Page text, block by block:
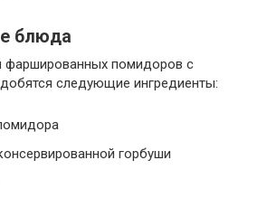
блюда
фаршированных помидоров с
следующие ингредиенты:
горбуши